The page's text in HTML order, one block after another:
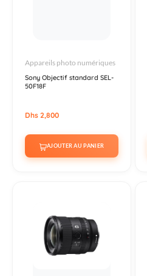
Appareils photo numériques
Sony Objectif standard SEL-
50F18F
Dhs 2,800
AJOUTER AU PANIER